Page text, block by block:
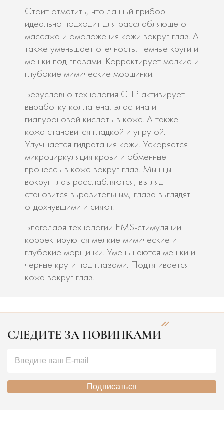
Стоит отметить, что данный прибор
идеально подходит для расслабляющего
массажа и омоложения кожи вокруг глаз. А
также уменьшает отечность, темные круги и
мешки под глазами. Корректирует мелкие и
глубокие мимические морщинки.
Безусловно технология CLIP активирует
выработку коллагена, эластина и
гиалуроновой кислоты в коже. А также
кожа становится гладкой и упругой.
Улучшается гидратация кожи. Ускоряется
микроциркуляция крови и обменные
процессы в коже вокруг глаз. Мышцы
вокруг глаз расслабляются, взгляд
становится выразительным, глаза выглядят
отдохнувшими и сияют.
Благодаря технологии EMS-стимуляции
корректируются мелкие мимические и
глубокие морщинки. Уменьшаются мешки и
черные круги под глазами. Подтягивается
кожа вокруг глаз.
СЛЕДИТЕ ЗА НОВИНКАМИ
Подписаться